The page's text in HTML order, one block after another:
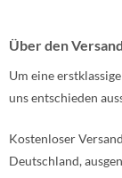
Über den Versand
Um eine
uns entschieden
Kostenloser
Deutschland,